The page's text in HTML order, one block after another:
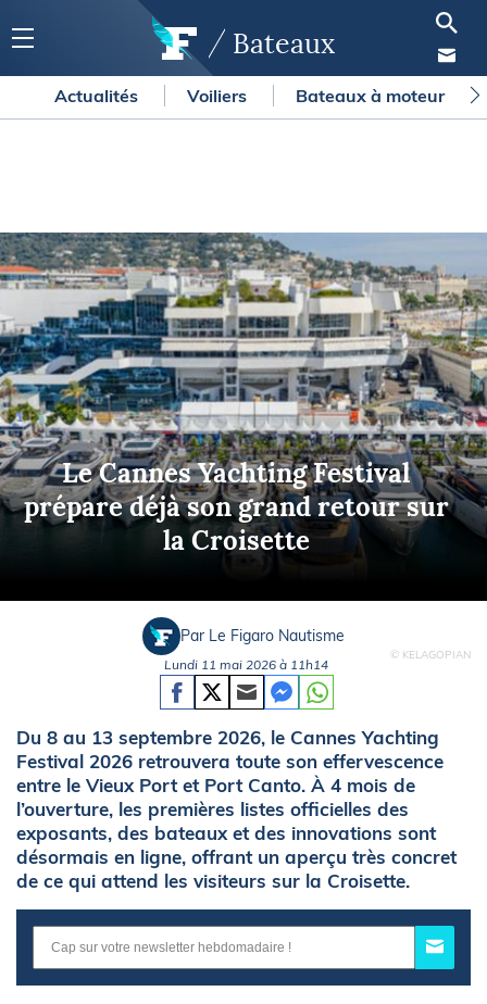
Bateaux
Actualités Voiliers Bateaux à moteur
Le Cannes Yachting Festival
prépare déjà son grand retour sur
la Croisette
© KELAGOPIAN
Par Le Figaro Nautisme
Lundi 11 mai 2026 à 11h14
Du 8 au 13 septembre 2026, le Cannes Yachting
Festival 2026 retrouvera toute son effervescence
entre le Vieux Port et Port Canto. À 4 mois de
l’ouverture, les premières listes officielles des
exposants, des bateaux et des innovations sont
désormais en ligne, offrant un aperçu très concret
de ce qui attend les visiteurs sur la Croisette.